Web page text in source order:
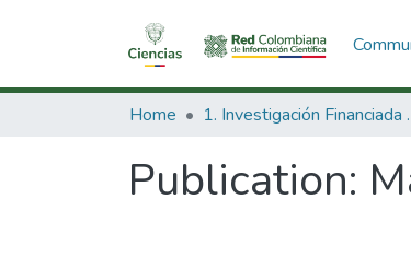
Home 1.
Publication: